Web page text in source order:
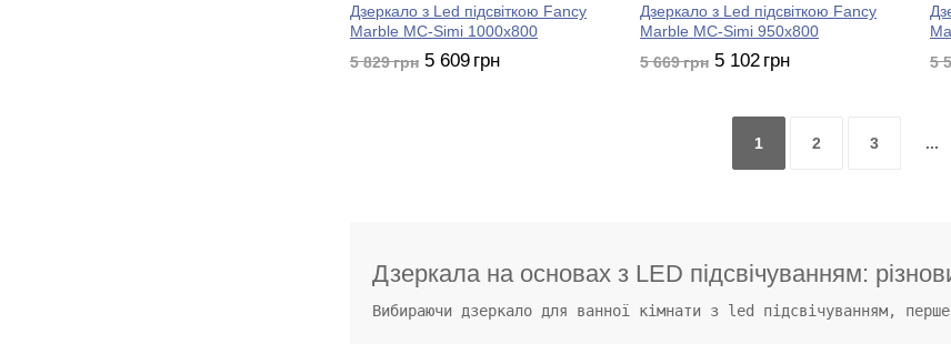
Дзеркало з Led підсвіткою Fancy
Marble MC-Simi 1000x800
5 829грн 5 609 грн
Дзеркало з Led підсвіткою Fancy
Marble MC-Simi 950x800
5 669грн 5 102 грн
5
1 2 3 ...
Дзеркала на основах з LED підсвічуванням:
Вибираючи дзеркало для ванної кімнати з led підсвічуванням,